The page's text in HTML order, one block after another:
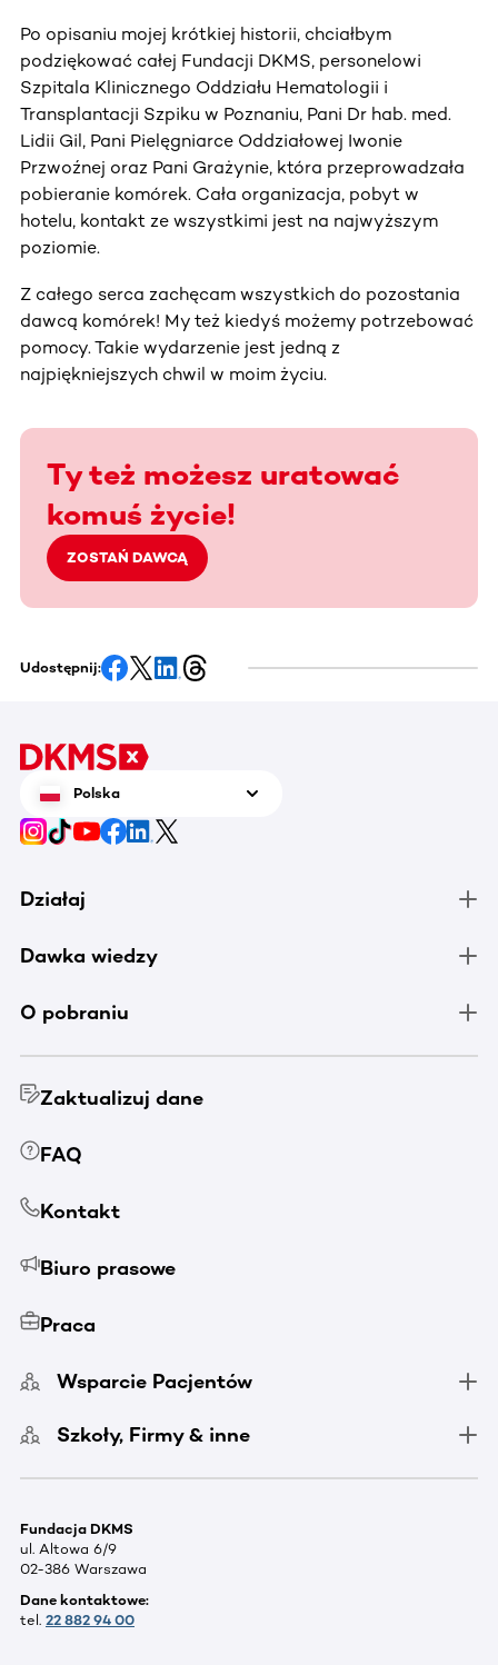
Po opisaniu mojej krótkiej historii, chciałbym
podziękować całej Fundacji DKMS, personelowi
Szpitala Klinicznego Oddziału Hematologii i
Transplantacji Szpiku w Poznaniu, Pani Dr hab. med.
Lidii Gil, Pani Pielęgniarce Oddziałowej Iwonie
Przwoźnej oraz Pani Grażynie, która przeprowadzała
pobieranie komórek. Cała organizacja, pobyt w
hotelu, kontakt ze wszystkimi jest na najwyższym
poziomie.
Z całego serca zachęcam wszystkich do pozostania
dawcą komórek! My też kiedyś możemy potrzebować
pomocy. Takie wydarzenie jest jedną z
najpiękniejszych chwil w moim życiu.
Ty też możesz uratować
komuś życie!
ZOSTAŃ DAWCĄ
Udostępnij:
Polska
Działaj
Dawka wiedzy
O pobraniu
Zaktualizuj dane
FAQ
Kontakt
Biuro prasowe
Praca
Wsparcie Pacjentów
Szkoły, Firmy & inne
Fundacja DKMS
ul. Altowa 6/9
02-386 Warszawa
Dane kontaktowe:
tel. 22 882 94 00